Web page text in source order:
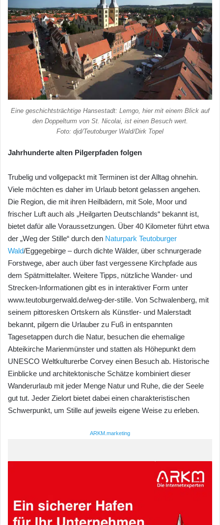
Eine geschichtsträchtige Hansestadt: Lemgo, hier mit einem Blick auf
den Doppelturm von St. Nicolai, ist einen Besuch wert.
Foto: djd/Teutoburger Wald/Dirk Topel
Jahrhunderte alten Pilgerpfaden folgen
Trubelig und vollgepackt mit Terminen ist der Alltag ohnehin.
Viele möchten es daher im Urlaub betont gelassen angehen.
Die Region, die mit ihren Heilbädern, mit Sole, Moor und
frischer Luft auch als „Heilgarten Deutschlands“ bekannt ist,
bietet dafür alle Voraussetzungen. Über 40 Kilometer führt etwa
der „Weg der Stille“ durch den Naturpark Teutoburger
Wald/Eggegebirge – durch dichte Wälder, über schnurgerade
Forstwege, aber auch über fast vergessene Kirchpfade aus
dem Spätmittelalter. Weitere Tipps, nützliche Wander- und
Strecken-Informationen gibt es in interaktiver Form unter
www.teutoburgerwald.de/weg-der-stille. Von Schwalenberg, mit
seinem pittoresken Ortskern als Künstler- und Malerstadt
bekannt, pilgern die Urlauber zu Fuß in entspannten
Tagesetappen durch die Natur, besuchen die ehemalige
Abteikirche Marienmünster und statten als Höhepunkt dem
UNESCO Weltkulturerbe Corvey einen Besuch ab. Historische
Einblicke und architektonische Schätze kombiniert dieser
Wanderurlaub mit jeder Menge Natur und Ruhe, die der Seele
gut tut. Jeder Zielort bietet dabei einen charakteristischen
Schwerpunkt, um Stille auf jeweils eigene Weise zu erleben.
ARKM.marketing